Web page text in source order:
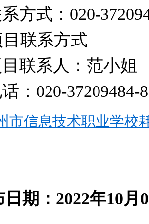
方式： 020-
目联系方式
联系人： 范小姐
： 020-37209484-
市信息技术职业学校
期： 2022年10月